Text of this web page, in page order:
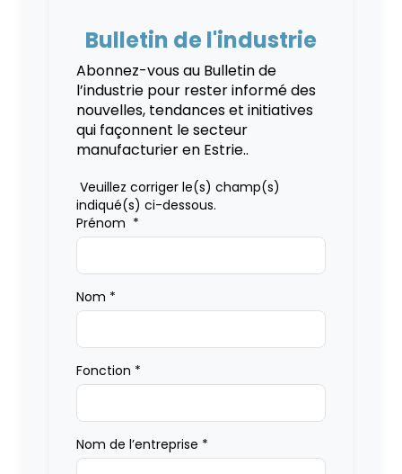
Bulletin de l'industrie
Abonnez-vous au Bulletin de
l’industrie pour rester informé des
nouvelles, tendances et initiatives
qui façonnent le secteur
manufacturier en Estrie..
Veuillez corriger le(s) champ(s)
indiqué(s) ci-dessous.
Prénom *
Nom *
Fonction *
Nom de l’entreprise *